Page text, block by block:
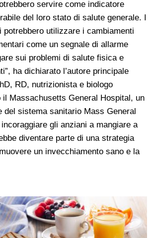
servire come indicatore
del loro stato di salute generale. I
potrebbero utilizzare i cambiamenti
come un segnale di allarme
sui problemi di salute fisica e
ha dichiarato l’autore principale
RD, nutrizionista e biologo
Massachusetts General Hospital, un
del sistema sanitario Mass General
gli anziani a mangiare a
diventare parte di una strategia
un invecchiamento sano e la